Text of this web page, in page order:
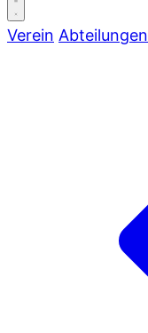
Verein Abteilungen